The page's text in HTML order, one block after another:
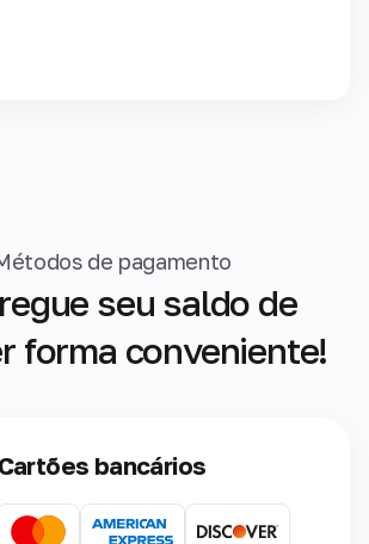
de pagamento
seu saldo de
forma conveniente!
Cartões bancários